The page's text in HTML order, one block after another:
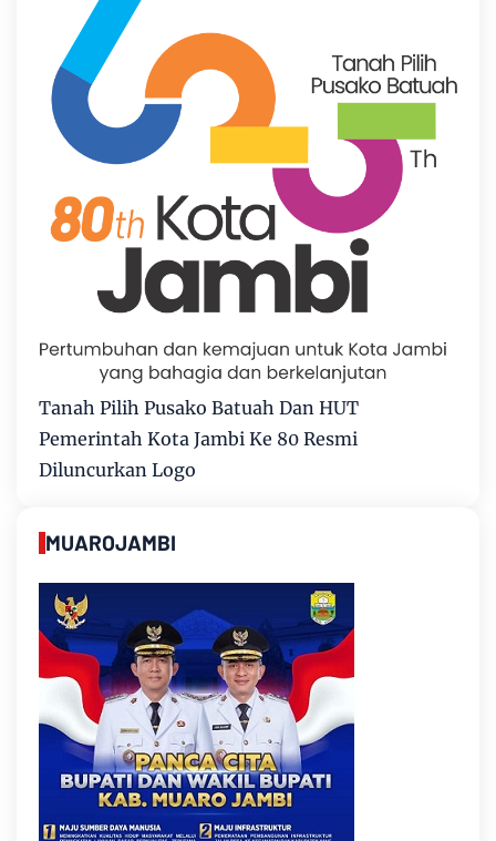
Tanah Pilih Pusako Batuah Dan HUT
Pemerintah Kota Jambi Ke 80 Resmi
Diluncurkan Logo
MUAROJAMBI